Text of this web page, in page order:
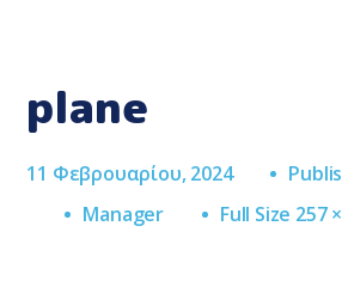
plane
11 Φεβρουαρίου, 2024
Manager
Full
Full Size 257